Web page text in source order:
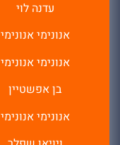
עדנה לוי
אנונימי אנונימי
אנונימי אנונימי
בן אפשטיין
אנונימי אנונימי